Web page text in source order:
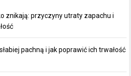
znikają: przyczyny utraty zapachu i
pachną i jak poprawić ich trwałość